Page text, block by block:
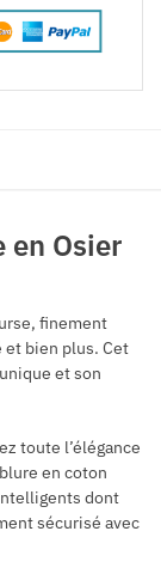
en Osier
finement
et bien plus. Cet
et son
toute l’élégance
en coton
dont
sécurisé avec